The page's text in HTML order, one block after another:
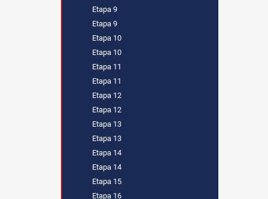
Etapa 9
Etapa 9
Etapa 10
Etapa 10
Etapa 11
Etapa 11
Etapa 12
Etapa 12
Etapa 13
Etapa 13
Etapa 14
Etapa 14
Etapa 15
Etapa 16